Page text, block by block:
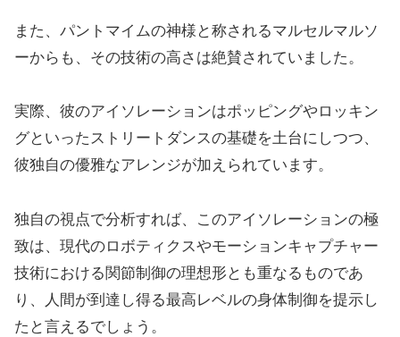
また、パントマイムの神様と称されるマルセルマルソ
ーからも、その技術の高さは絶賛されていました。
実際、彼のアイソレーションはポッピングやロッキン
グといったストリートダンスの基礎を土台にしつつ、
彼独自の優雅なアレンジが加えられています。
独自の視点で分析すれば、このアイソレーションの極
致は、現代のロボティクスやモーションキャプチャー
技術における関節制御の理想形とも重なるものであ
り、人間が到達し得る最高レベルの身体制御を提示し
たと言えるでしょう。